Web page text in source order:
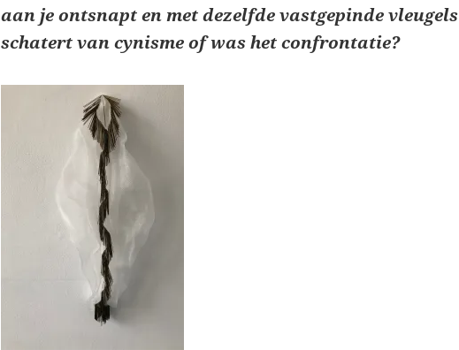
aan je ontsnapt en met dezelfde vastgepinde vleugels
schatert van cynisme of was het confrontatie?